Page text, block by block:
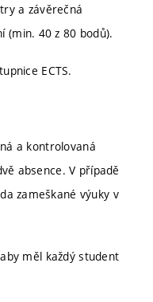
a závěrečná
(min. 40 z 80 bodů).
ECTS.
a kontrolovaná
absence. V případě
zameškané výuky v
měl každý student